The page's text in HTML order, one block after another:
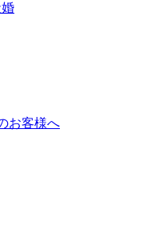
お客様へ